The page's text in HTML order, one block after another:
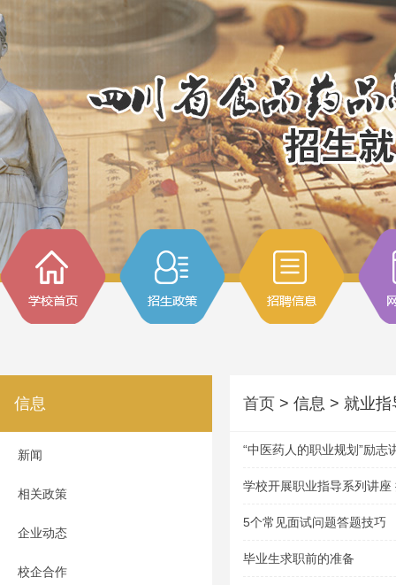
信息
新闻
相关政策
企业动态
校企合作
首页 > 信息 > 就业指
“中医药人的职业规划”励志
学校开展职业指导系列讲
5个常见面试问题答题技巧
毕业生求职前的准备